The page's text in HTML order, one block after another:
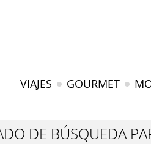
VIAJES GOURMET
DE BÚSQUEDA